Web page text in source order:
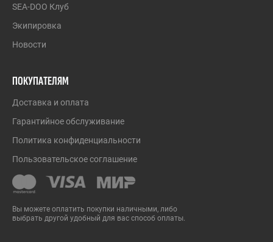
SEA-DOO Клуб
Экипировка
Новости
ПОКУПАТЕЛЯМ
Доставка и оплата
Гарантийное обслуживание
Политика конфиденциальности
Пользовательское соглашение
Вы можете оплатить покупки наличными, либо
выбрать другой удобный для вас способ оплаты.